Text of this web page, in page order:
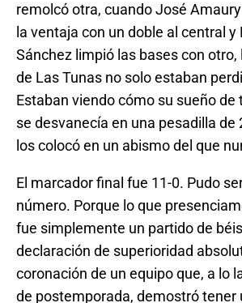
remolcó otra, cuando José
la ventaja con un doble al central y
Sánchez limpió las bases con
de Las Tunas no solo estaban
Estaban viendo cómo su sueño
se desvanecía en una pesadilla de
los colocó en un abismo del que
El marcador final fue 11-0. Pudo
número. Porque lo que
fue simplemente un partido de
declaración de superioridad
coronación de un equipo que, a lo
de postemporada, demostró tener